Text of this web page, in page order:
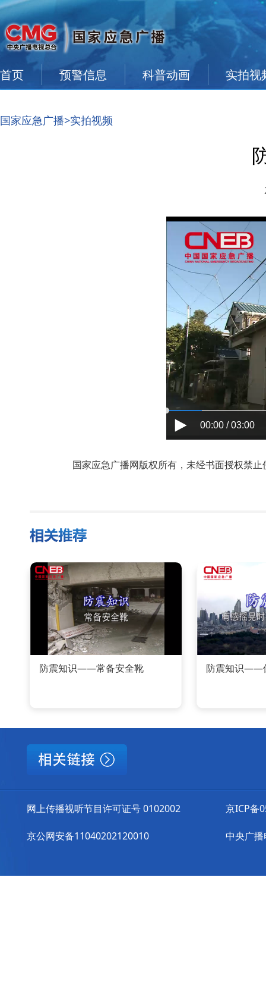
首页 预警信息 科普动画 实拍视
国家应急广播>实拍视频
00:00 / 03:00
国家应急广播网版权所有，未经书面授权禁
防震知识——常备安全靴 防震知识——
网上传播视听节目许可证号 0102002
京公网安备11040202120010
京ICP备
中央广